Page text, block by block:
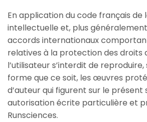
En application du code français de
intellectuelle et, plus
accords internationaux
relatives à la protection des droits
l’utilisateur s’interdit de reproduire,
forme que ce soit, les œuvres
d’auteur qui figurent sur le présent
autorisation écrite particulière et
Runsciences.